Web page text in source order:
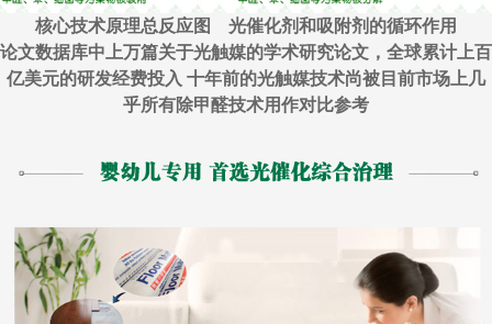
核心技术原理总反应图 光催化剂和吸附剂的循环作用
论文数据库中上万篇关于光触媒的学术研究论文，全球累计上百
亿美元的研发经费投入 十年前的光触媒技术尚被目前市场上几
乎所有除甲醛技术用作对比参考